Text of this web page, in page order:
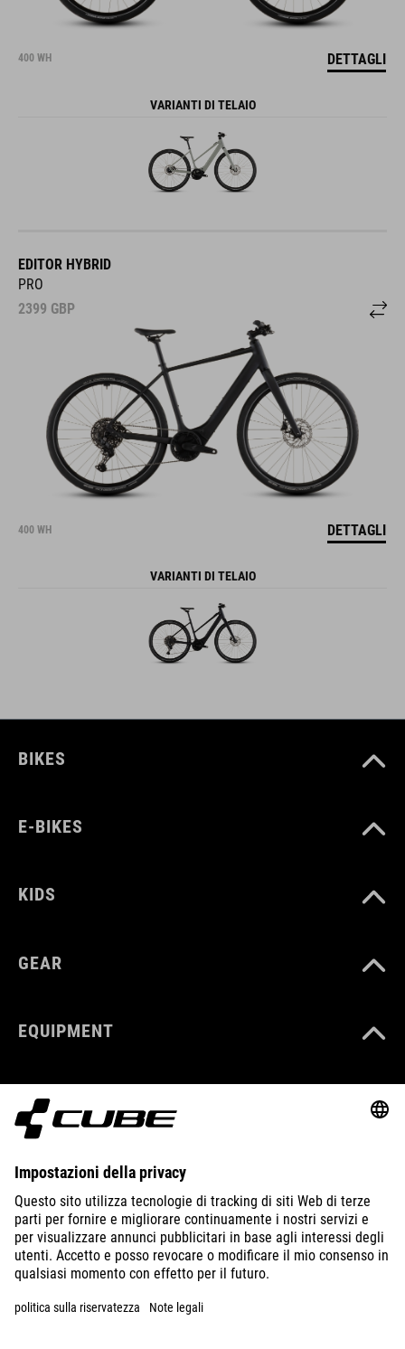
400 WH DETTAGLI
VARIANTI DI TELAIO
EDITOR HYBRID
PRO
2399 GBP
400 WH DETTAGLI
VARIANTI DI TELAIO
BIKES
E-BIKES
KIDS
GEAR
EQUIPMENT
SUPPORT
ABOUT US
EXPLORE